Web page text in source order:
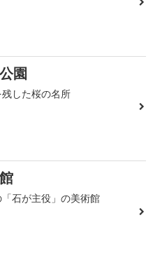
園
した桜の名所
石が主役」の美術館